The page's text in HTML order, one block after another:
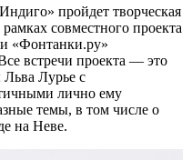
пройдет творческая
совместного проекта
«Фонтанки.ру»
встречи проекта — это
Лурье с
лично ему
темы, в том числе о
на Неве.